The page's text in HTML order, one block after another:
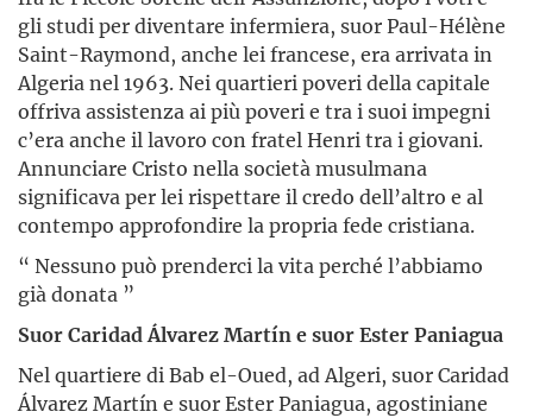
gli studi per diventare infermiera, suor Paul-Hélène
Saint-Raymond, anche lei francese, era arrivata in
Algeria nel 1963. Nei quartieri poveri della capitale
offriva assistenza ai più poveri e tra i suoi impegni
c’era anche il lavoro con fratel Henri tra i giovani.
Annunciare Cristo nella società musulmana
significava per lei rispettare il credo dell’altro e al
contempo approfondire la propria fede cristiana.
“ Nessuno può prenderci la vita perché l’abbiamo
già donata ”
Suor Caridad Álvarez Martín e suor Ester Paniagua
Nel quartiere di Bab el-Oued, ad Algeri, suor Caridad
Álvarez Martín e suor Ester Paniagua, agostiniane